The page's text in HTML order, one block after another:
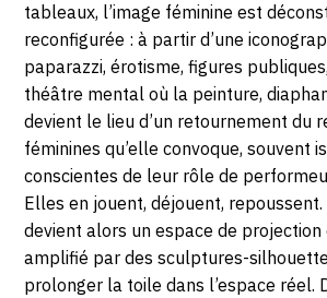
tableaux, l’image féminine est
reconfigurée : à partir d’une
paparazzi, érotisme, figures
théâtre mental où la peinture,
devient le lieu d’un retournement du
féminines qu’elle convoque, souvent
conscientes de leur rôle de
Elles en jouent, déjouent,
devient alors un espace de
amplifié par des sculptures-
prolonger la toile dans l’espace réel.